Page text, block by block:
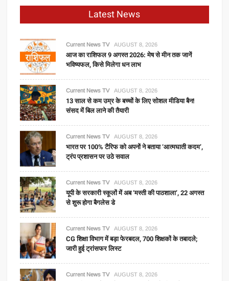
Latest News
Current News TV AUGUST 8, 2026
आज का राशिफल 9 अगस्त 2026: मेष से मीन तक जानें
भविष्यफल, किसे मिलेगा धन लाभ
Current News TV AUGUST 8, 2026
13 साल से कम उम्र के बच्चों के लिए सोशल मीडिया बैन!
संसद में बिल लाने की तैयारी
Current News TV AUGUST 8, 2026
भारत पर 100% टैरिफ को अपनों ने बताया ‘आत्मघाती कदम’,
ट्रंप प्रशासन पर उठे सवाल
Current News TV AUGUST 8, 2026
यूपी के सरकारी स्कूलों में अब ‘मस्ती की पाठशाला’, 22 अगस्त
से शुरू होगा बैगलेस डे
Current News TV AUGUST 8, 2026
CG शिक्षा विभाग में बड़ा फेरबदल, 700 शिक्षकों के तबादले;
जारी हुई ट्रांसफर लिस्ट
Current News TV AUGUST 8, 2026